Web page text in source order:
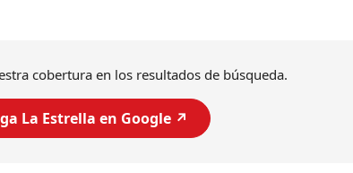
cobertura en los resultados de búsqueda.
La Estrella en Google ↗️